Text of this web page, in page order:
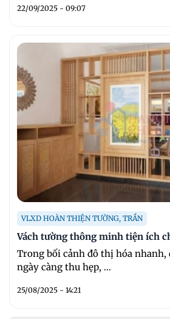
22/09/2025 - 09:07
VLXD HOÀN THIỆN TƯỜNG, TRẦN
Vách tường thông minh tiện ích
Trong bối cảnh đô thị hóa nhanh,
ngày càng thu hẹp, ...
25/08/2025 - 14:21